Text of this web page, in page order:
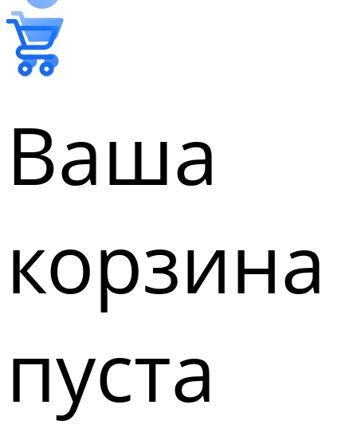
Ваша
корзина
пуста